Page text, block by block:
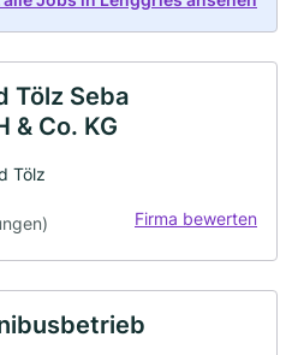
Tölz Seba
& Co. KG
Tölz
Firma bewerten